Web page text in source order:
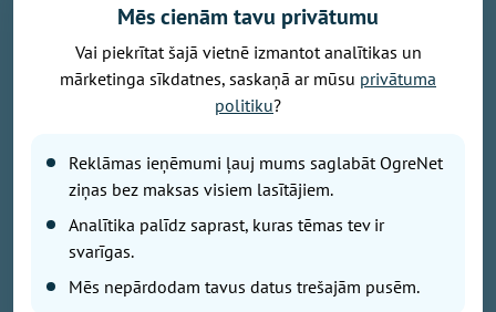
dienas sākumā daudzviet valstī saulains un sauss
laiks, liecina sinoptiķu prognozes.
No dienas vidus mākoņu daudzums palielināsies,
Mēs cienām tavu privātumu
Vai piekrītat šajā vietnē izmantot analītikas un
mārketinga sīkdatnes, saskaņā ar mūsu privātuma
politiku?
Reklāmas ieņēmumi ļauj mums saglabāt OgreNet
ziņas bez maksas visiem lasītājiem.
Analītika palīdz saprast, kuras tēmas tev ir
svarīgas.
Mēs nepārdodam tavus datus trešajām pusēm.